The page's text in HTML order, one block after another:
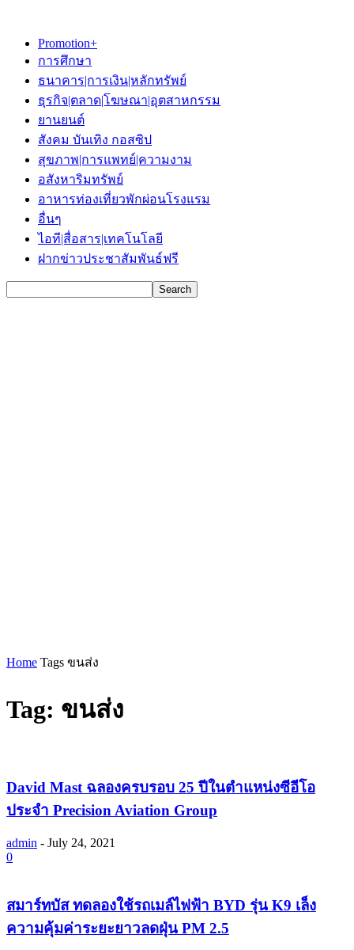
Promotion+
การศึกษา
ธนาคาร|การเงิน|หลักทรัพย์
ธุรกิจ|ตลาด|โฆษณา|อุตสาหกรรม
ยานยนต์
สังคม บันเทิง กอสซิป
สุขภาพ|การแพทย์|ความงาม
อสังหาริมทรัพย์
อาหารท่องเที่ยวพักผ่อนโรงแรม
อื่นๆ
ไอที|สื่อสาร|เทคโนโลยี
ฝากข่าวประชาสัมพันธ์ฟรี
Home Tags ขนส่ง
Tag: ขนส่ง
David Mast ฉลองครบรอบ 25 ปีในตำแหน่งซีอีโอ
ประจำ Precision Aviation Group
admin - July 24, 2021
0
สมาร์ทบัส ทดลองใช้รถเมล์ไฟฟ้า BYD รุ่น K9 เล็ง
ความคุ้มค่าระยะยาวลดฝุ่น PM 2.5